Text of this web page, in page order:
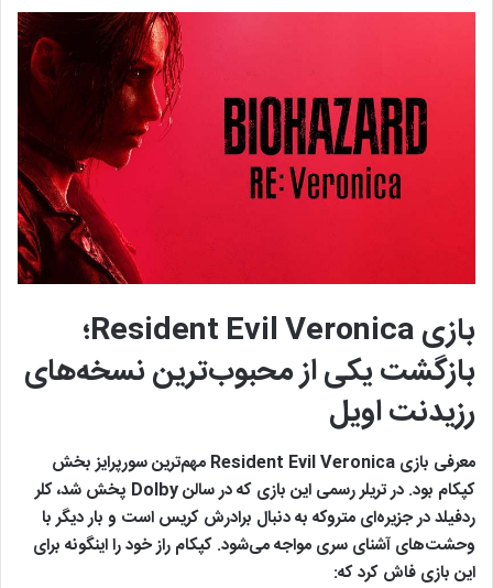
بازی Resident Evil Veronica؛
بازگشت یکی از محبوب‌ترین نسخه‌های
رزیدنت اویل
معرفی بازی Resident Evil Veronica مهم‌ترین سورپرایز بخش
کپکام بود. در تریلر رسمی این بازی که در سالن Dolby پخش شد، کلر
ردفیلد در جزیره‌ای متروکه به دنبال برادرش کریس است و بار دیگر با
وحشت‌های آشنای سری مواجه می‌شود. کپکام راز خود را اینگونه برای
این بازی فاش کرد که: